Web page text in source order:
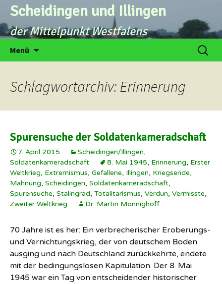
Zum
Inhalt
springen
Scheidingen und Illingen
der Mittelpunkt Westfalens
Menü
Suchen
nach:
Schlagwortarchiv: Erinnerung
Spurensuche der Soldatenkameradschaft
7. April 2015 Scheidingen/Illingen,
Soldatenkameradschaft
8. Mai 1945, Erinnerung, Erster
Weltkrieg, Extremismus, Gefallene, Illingen, Kriegsende,
Mahnung, Scheidingen, Soldatenkameradschaft,
Spurensuche, Stalingrad, Totalitarismus, Verdun, Vermisste,
Zweiter Weltkrieg
Dr. Martin Mönnighoff
70 Jahre ist es her: Ein verbrecherischer Eroberungs-
und Vernichtungskrieg, der von deutschem Boden
ausging und nach Deutschland zurückkehrte, endete
mit der bedingungslosen Kapitulation. Der 8. Mai
1945 war ein Tag von entscheidender historischer